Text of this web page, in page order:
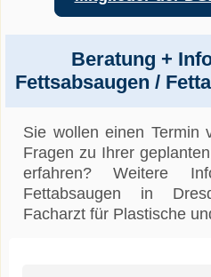
Beratung +
Fettsabsaugen /
Sie wollen einen Termin
Fragen zu Ihrer
erfahren? Weitere
Fettabsaugen in
Facharzt für Plastische